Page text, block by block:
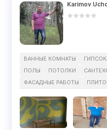
Karimov
ВАННЫЕ КОМНАТЫ
ПОЛЫ
ПОТОЛКИ
ФАСАДНЫЕ РАБОТЫ